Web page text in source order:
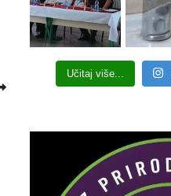
Učitaj više...